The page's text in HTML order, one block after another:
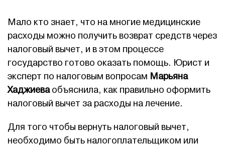
Мало кто знает, что на многие медицинские
расходы можно получить возврат средств через
налоговый вычет, и в этом процессе
государство готово оказать помощь. Юрист и
эксперт по налоговым вопросам Марьяна
Хаджиеваобъяснила, как правильно оформить
налоговый вычет за расходы на лечение.
Для того чтобы вернуть налоговый вычет,
необходимо быть налогоплательщиком или